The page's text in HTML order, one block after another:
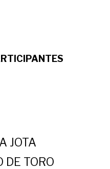
JOTA
DE TORO